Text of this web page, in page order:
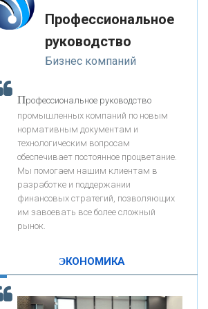
«ЗАПСИБКОМБАНК»
«РОСЕВРОБАНК»
«ПРЕСС-СЛУЖБА ВТБ24»
«АВТОГРАДБАНК»
«ПРОМРЕГИОНБАНК»
ОНАС
КОНТАКТЫ
корость - один из главных трендов в
кредитовании бизнеса - «Интервью»
-- Лучшее, что можно сделать с хорошим советом, это
пропустить его мимо ушей. Он никогда не бывает
полезен никому, кроме того, кто его дал.
-- Люблю давать советы и очень не люблю, когда их
дают мне.
Профессиональное
руководство
Бизнес компаний
Профессиональное руководство
промышленных компаний по новым
нормативным документам и
технологическим вопросам
обеспечивает постоянное процветание.
Мы помогаем нашим клиентам в
разработке и поддержании
финансовых стратегий, позволяющих
им завоевать все более сложный
рынок.
ЭКОНОМИКА